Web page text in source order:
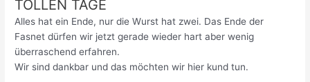
TOLLEN TAGE
Alles hat ein Ende, nur die Wurst hat zwei. Das Ende der
Fasnet dürfen wir jetzt gerade wieder hart aber wenig
überraschend erfahren.
Wir sind dankbar und das möchten wir hier kund tun.